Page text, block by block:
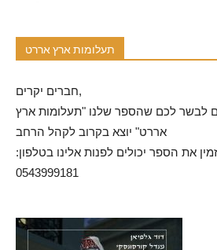
תעלומות ארץ אררט
חברים יקרים,
לבשר לכם שהספר שלנו "תעלומות ארץ
אררט" יוצא בקרוב לקהל הרחב
את הספר יכולים לפנות אלינו בטלפון:
0543999181